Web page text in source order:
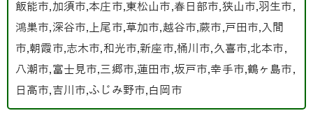
飯能市,加須市,本庄市,東松山市,春日部市,狭山市,羽生市,
鴻巣市,深谷市,上尾市,草加市,越谷市,蕨市,戸田市,入間
市,朝霞市,志木市,和光市,新座市,桶川市,久喜市,北本市,
八潮市,富士見市,三郷市,蓮田市,坂戸市,幸手市,鶴ヶ島市,
日高市,吉川市,ふじみ野市,白岡市